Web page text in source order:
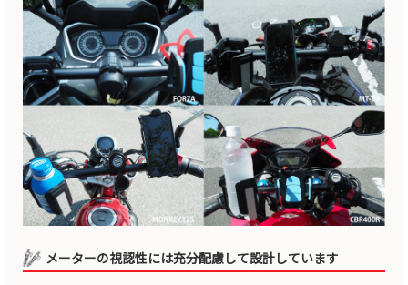
メーターの視認性には充分配慮して設計しています